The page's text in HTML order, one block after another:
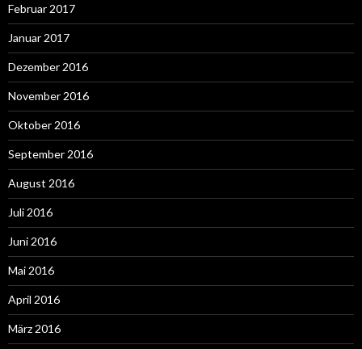
Februar 2017
Januar 2017
Dezember 2016
November 2016
Oktober 2016
September 2016
August 2016
Juli 2016
Juni 2016
Mai 2016
April 2016
März 2016